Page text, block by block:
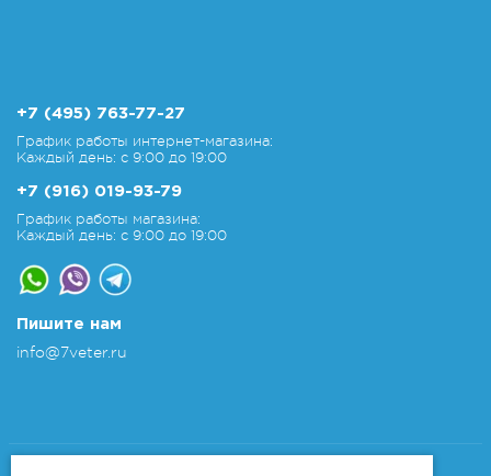
+7 (495) 763-77-27
График работы интернет-магазина:
Каждый день: с 9:00 до 19:00
+7 (916) 019-93-79
График работы магазина:
Каждый день: с 9:00 до 19:00
Пишите нам
info@7veter.ru